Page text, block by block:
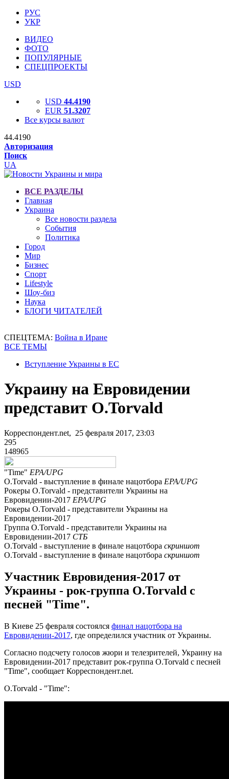
РУС
УКР
ВИДЕО
ФОТО
ПОПУЛЯРНЫЕ
СПЕЦПРОЕКТЫ
USD
USD 44.4190
EUR 51.3207
Все курсы валют
44.4190
Авторизация
Поиск
UA
ВСЕ РАЗДЕЛЫ
Главная
Украина
Все новости раздела
События
Политика
Город
Мир
Бизнес
Спорт
Lifestyle
Шоу-биз
Наука
БЛОГИ ЧИТАТЕЛЕЙ
СПЕЦТЕМА: Война в Иране
ВСЕ ТЕМЫ
Вступление Украины в ЕС
Украину на Евровидении
представит O.Torvald
Корреспондент.net, 25 февраля 2017, 23:03
295
148965
"Time" EPA/UPG
O.Torvald - выступление в финале нацотбора EPA/UPG
Рокеры O.Torvald - представители Украины на
Евровидении-2017 EPA/UPG
Рокеры O.Torvald - представители Украины на
Евровидении-2017
Группа O.Torvald - представители Украины на
Евровидении-2017 СТБ
O.Torvald - выступление в финале нацотбора скриншот
O.Torvald - выступление в финале нацотбора скриншот
Участник Евровидения-2017 от
Украины - рок-группа O.Torvald c
песней "Time".
В Киеве 25 февраля состоялся финал нацотбора на
Евровидении-2017, где определился участник от Украины.
Согласно подсчету голосов жюри и телезрителей, Украину на
Евровидении-2017 представит рок-группа O.Torvald c песней
"Time", сообщает Корреспондент.net.
O.Torvald - "Time":